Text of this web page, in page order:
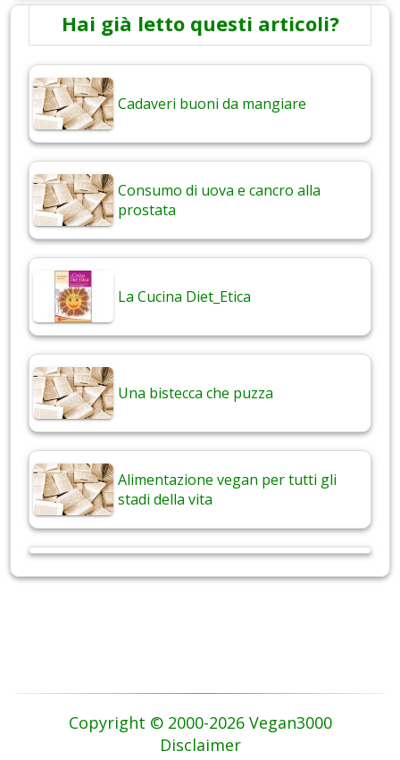
Hai già letto questi articoli?
Cadaveri buoni da mangiare
Consumo di uova e cancro alla
prostata
La Cucina Diet_Etica
Una bistecca che puzza
Alimentazione vegan per tutti gli
stadi della vita
Copyright © 2000-2026 Vegan3000
Disclaimer